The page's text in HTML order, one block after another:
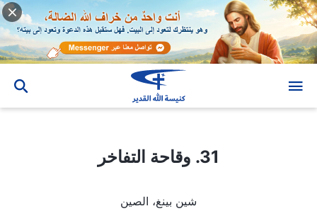
31. وقاحة التفاخر
شين بينغ، الصين